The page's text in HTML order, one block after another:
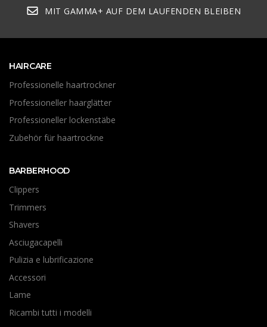
MIT GAMMA+ AUF DEM LAUFENDEN BLEIBEN
HAIRCARE
Professionelle haartrockner
Professioneller haarglätter
Professioneller lockenstäbe
Zubehör für haartrockne
BARBERHOOD
Clippers
Trimmers
Shavers
Asciugacapelli
Pulizia e lubrificazione
Accessori
Lame
Ricambi tutti i modelli